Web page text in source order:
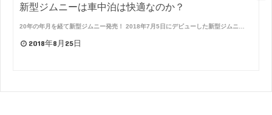
新型ジムニーは車中泊は快適なのか？
20年の年月を経て新型ジムニー発売！ 2018年7月5日にデビューした新型ジムニ…
2018年8月25日